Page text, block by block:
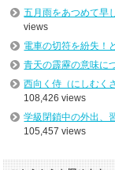
五月雨をあつめて早
views
電車の切符を紛失！
青天の霹靂の意味に
西向く侍（にしむく
108,426 views
学級閉鎖中の外出、
105,457 views